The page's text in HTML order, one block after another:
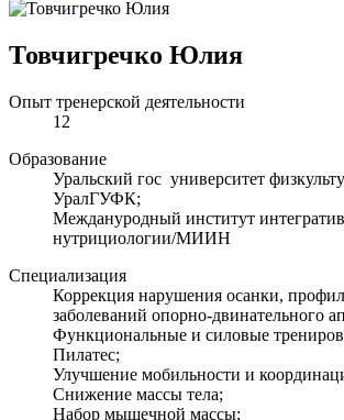
Товчигречко Юлия
Опыт тренерской деятельности
12
Образование
Уральский гос университет
УралГУФК;
Междануродный институт
нутрициологии/МИИН
Специализация
Коррекция нарушения осанки,
заболеваний опорно-двинательного
Функциональные и силовые
Пилатес;
Улучшение мобильности и
Снижение массы тела;
Набор мышечной массы;